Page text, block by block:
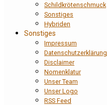
Schildkrötenschmuck
Sonstiges
Hybriden
Sonstiges
Impressum
Datenschutzerklärung
Disclaimer
Nomenklatur
Unser Team
Unser Logo
RSS Feed